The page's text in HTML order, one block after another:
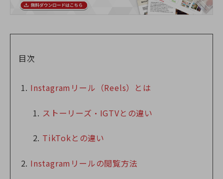
目次
Instagramリール（Reels）とは
ストーリーズ・IGTVとの違い
TikTokとの違い
Instagramリールの閲覧方法